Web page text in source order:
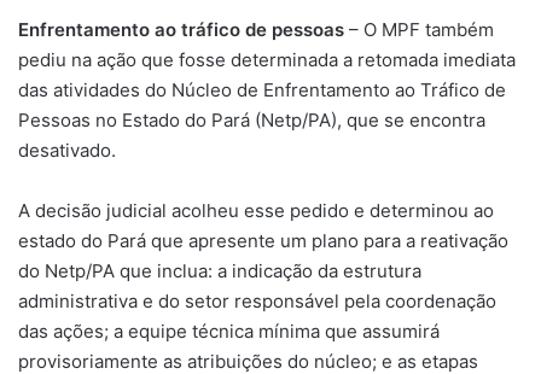
Enfrentamento ao tráfico de pessoas – O MPF também
pediu na ação que fosse determinada a retomada imediata
das atividades do Núcleo de Enfrentamento ao Tráfico de
Pessoas no Estado do Pará (Netp/PA), que se encontra
desativado.
A decisão judicial acolheu esse pedido e determinou ao
estado do Pará que apresente um plano para a reativação
do Netp/PA que inclua: a indicação da estrutura
administrativa e do setor responsável pela coordenação
das ações; a equipe técnica mínima que assumirá
provisoriamente as atribuições do núcleo; e as etapas